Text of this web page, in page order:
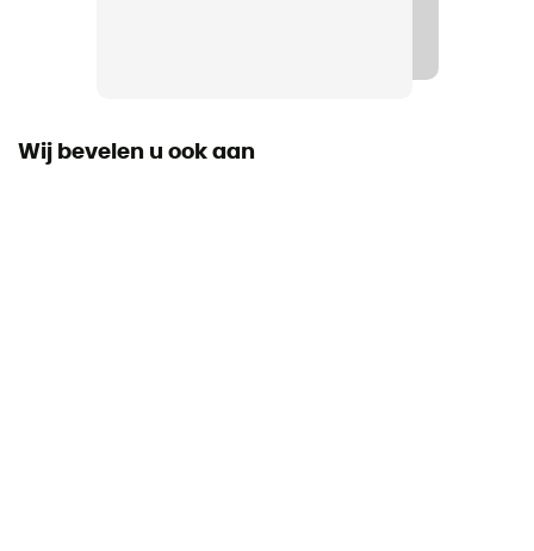
Geschikte brandstoffen
Wij bevelen u ook aan